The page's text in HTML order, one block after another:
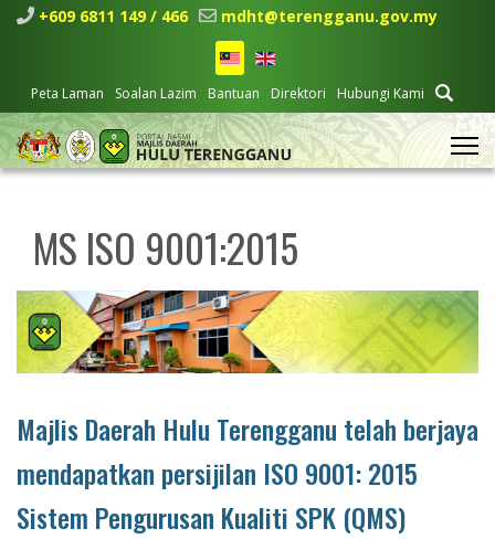
+609 6811 149 / 466 mdht@terengganu.gov.my
Peta Laman Soalan Lazim Bantuan Direktori Hubungi Kami
MS ISO 9001:2015
Majlis Daerah Hulu Terengganu telah berjaya
mendapatkan persijilan ISO 9001: 2015
Sistem Pengurusan Kualiti SPK (QMS)